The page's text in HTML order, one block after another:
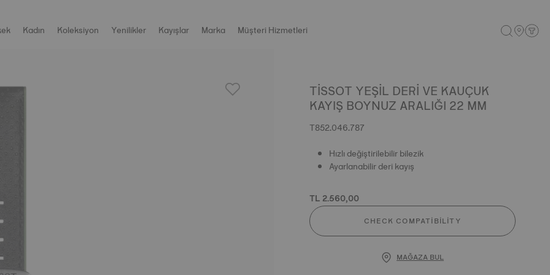
Kadın Koleksiyon Yenilikler Kayışlar Marka Müşteri Hizmetleri
TISSOT YEŞIL DERI VE KAUÇUK
KAYIŞ BOYNUZ ARALIĞI 22 MM
T852.046.787
Hızlı değiştirilebilir bilezik
Ayarlanabilir deri kayış
TL 2.560,00
CHECK COMPATIBILITY
MAĞAZA BUL